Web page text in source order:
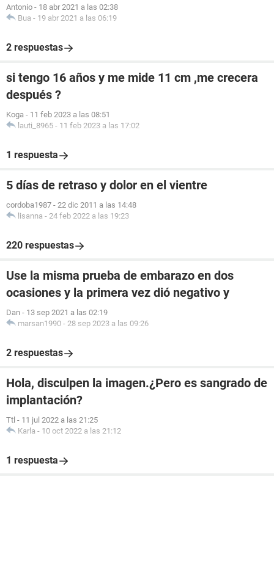
Antonio - 18 abr 2021 a las 02:38
Bua - 19 abr 2021 a las 06:19
2 respuestas
si tengo 16 años y me mide 11 cm ,me crecera
después ?
Koga - 11 feb 2023 a las 08:51
lauti_8965 - 11 feb 2023 a las 17:02
1 respuesta
5 días de retraso y dolor en el vientre
cordoba1987 - 22 dic 2011 a las 14:48
lisanna - 24 feb 2022 a las 19:23
220 respuestas
Use la misma prueba de embarazo en dos
ocasiones y la primera vez dió negativo y
Dan - 13 sep 2021 a las 02:19
marsan1990 - 28 sep 2023 a las 09:26
2 respuestas
Hola, disculpen la imagen.¿Pero es sangrado de
implantación?
Ttl - 11 jul 2022 a las 21:25
Karla - 10 oct 2022 a las 21:12
1 respuesta